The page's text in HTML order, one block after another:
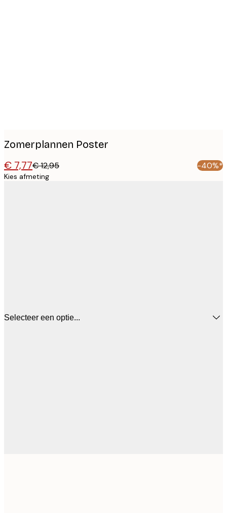
Zomerplannen Poster
€ 7,77€ 12,95 -40%*
Kies afmeting
Selecteer een optie...